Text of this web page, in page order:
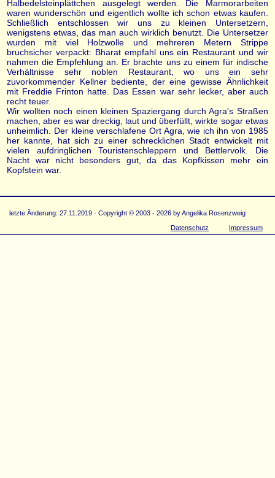
Halbedelsteinplättchen ausgelegt werden. Die Marmorarbeiten
waren wunderschön und eigentlich wollte ich schon etwas kaufen.
Schließlich entschlossen wir uns zu kleinen Untersetzern,
wenigstens etwas, das man auch wirklich benutzt. Die Untersetzer
wurden mit viel Holzwolle und mehreren Metern Strippe
bruchsicher verpackt: Bharat empfahl uns ein Restaurant und wir
nahmen die Empfehlung an. Er brachte uns zu einem für indische
Verhältnisse sehr noblen Restaurant, wo uns ein sehr
zuvorkommender Kellner bediente, der eine gewisse Ähnlichkeit
mit Freddie Frinton hatte. Das Essen war sehr lecker, aber auch
recht teuer.
Wir wollten noch einen kleinen Spaziergang durch Agra's Straßen
machen, aber es war dreckig, laut und überfüllt, wirkte sogar etwas
unheimlich. Der kleine verschlafene Ort Agra, wie ich ihn von 1985
her kannte, hat sich zu einer schrecklichen Stadt entwickelt mit
vielen aufdringlichen Touristenschleppern und Bettlervolk. Die
Nacht war nicht besonders gut, da das Kopfkissen mehr ein
Kopfstein war.
letzte Änderung: 27.11.2019 · Copyright © 2003 - 2026 by Angelika Rosenzweig
Datenschutz
Impressum